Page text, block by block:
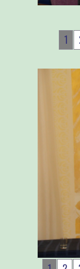
1
1 2